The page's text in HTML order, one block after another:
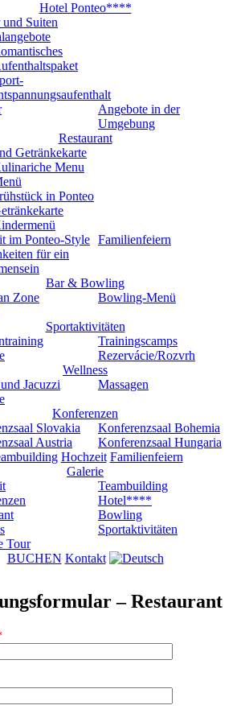
Hotel Ponteo****
Suiten
Angebote in der
Umgebung
Restaurant
Getränkekarte
Menu
in Ponteo
im Ponteo-Style Familienfeiern
für ein
Bar & Bowling
Zone
Bowling-Menü
Sportaktivitäten
Trainingscamps
Rezervácie/Rozvrh
Wellness
Jacuzzi
Massagen
Konferenzen
Slovakia
Konferenzsaal Bohemia
Austria
Konferenzsaal Hungaria
Hochzeit Familienfeiern
Galerie
Teambuilding
Hotel****
Bowling
Sportaktivitäten
Tour
BUCHEN Kontakt
– Restaurant